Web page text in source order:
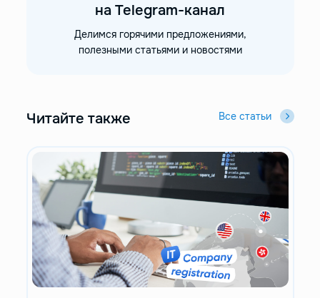
на Telegram-канал
Делимся горячими предложениями,
полезными статьями и новостями
Читайте также Все статьи